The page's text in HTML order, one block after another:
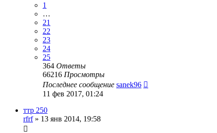
1
…
21
22
23
24
25
364 Ответы
66216 Просмотры
Последнее сообщение sanek96
11 фев 2017, 01:24
ттр 250
rfrf» 13 янв 2014, 19:58